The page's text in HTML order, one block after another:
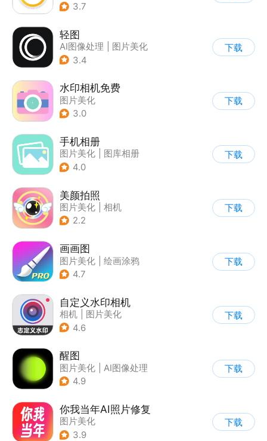
3.7
轻图
AI图像处理
图片美化
3.4
下载
水印相机免费
图片美化
3.0
下载
手机相册
图片美化
图库相册
4.0
下载
美颜拍照
图片美化
相机
2.2
下载
画画图
图片美化
绘画涂鸦
4.7
下载
自定义水印相机
相机
图片美化
4.6
下载
醒图
图片美化
AI图像处理
4.9
下载
你我当年AI照片修复
图片美化
3.9
下载